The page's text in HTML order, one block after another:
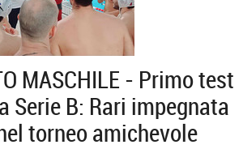
MASCHILE - Primo test
Serie B: Rari impegnata
torneo amichevole